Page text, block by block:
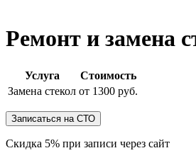
Ремонт и замена
Услуга
Стоимость
Замена стекол от 1300 руб.
Скидка 5% при записи через сайт